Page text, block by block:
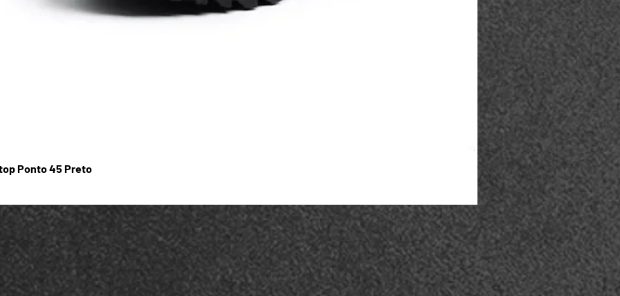
Ponto 45 Preto Coturno Acero .50 - Preto
Esgotado